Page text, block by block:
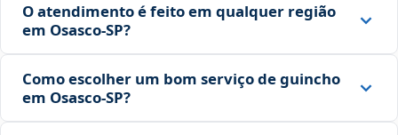
O atendimento é feito em qualquer região
em Osasco‑SP?
Como escolher um bom serviço de guincho
em Osasco‑SP?